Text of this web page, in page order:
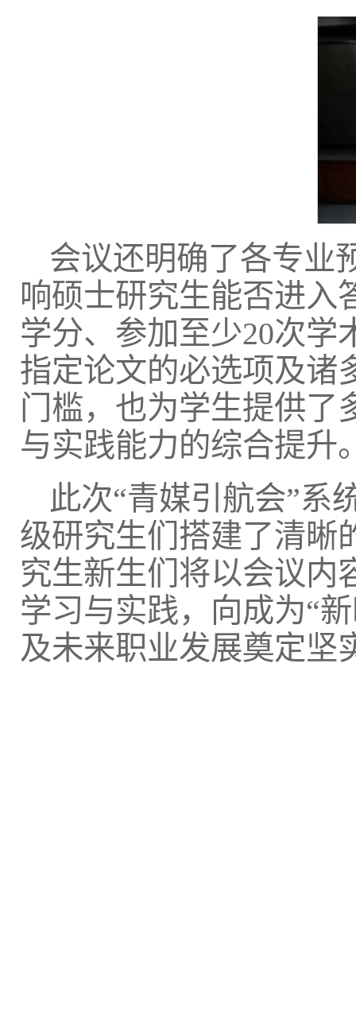
会议还明确了各专业
响硕士研究生能否进入
学分、参加至少20次学
指定论文的必选项及诸
门槛，也为学生提供了
与实践能力的综合提升
此次“青媒引航会”系
级研究生们搭建了清晰
究生新生们将以会议内
学习与实践，向成为“
及未来职业发展奠定坚